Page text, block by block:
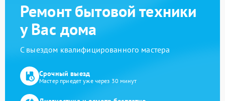
Ремонт бытовой техники
у Вас дома
С выездом квалифицированного мастера
Срочный выезд
Мастер приедет уже через 30 минут